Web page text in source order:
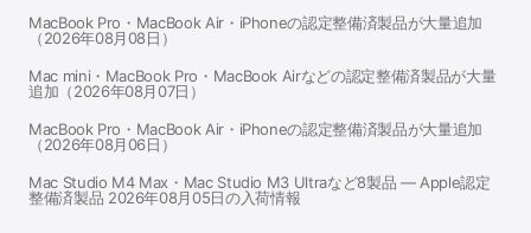
MacBook Pro・MacBook Air・iPhoneの認定整備済製品が大量追加
（2026年08月08日）
Mac mini・MacBook Pro・MacBook Airなどの認定整備済製品が大量
追加（2026年08月07日）
MacBook Pro・MacBook Air・iPhoneの認定整備済製品が大量追加
（2026年08月06日）
Mac Studio M4 Max・Mac Studio M3 Ultraなど8製品 — Apple認定
整備済製品 2026年08月05日の入荷情報